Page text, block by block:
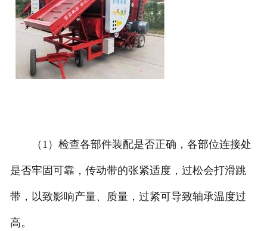
（1）检查各部件装配是否正确，各部位连接处
是否牢固可靠，传动带的张紧适度，过松会打滑跳
带，以致影响产量、质量，过紧可导致轴承温度过
高。